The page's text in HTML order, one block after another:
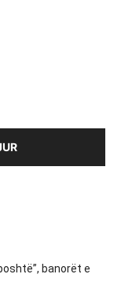
banorët e